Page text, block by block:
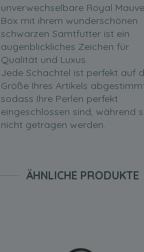
unverwechselbare Royal Mauve
Box mit ihrem wunderschönen
schwarzen Samtfutter ist ein
augenblickliches Zeichen für
Qualität und Luxus.
Jede Schachtel ist perfekt auf
Größe Ihres Artikels
sodass Ihre Perlen perfekt
eingeschlossen sind, während
nicht getragen werden.
ÄHNLICHE PRODUKTE